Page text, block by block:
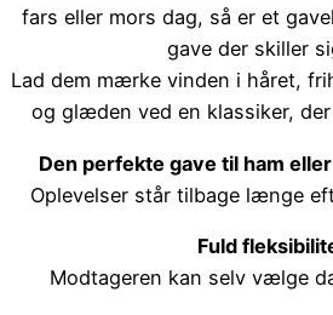
fars eller mors dag, så er et
gave der skiller
Lad dem mærke vinden i håret,
og glæden ved en klassiker,
Den perfekte gave til ham
Oplevelser står tilbage længe
Fuld
Modtageren kan selv vælge